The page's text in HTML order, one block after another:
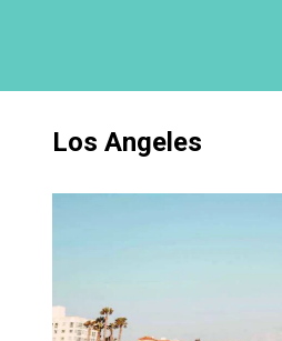
Los Angeles